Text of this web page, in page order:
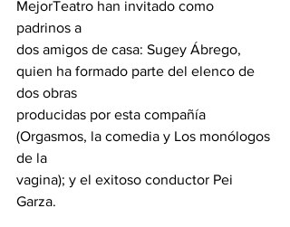
MejorTeatro han invitado como
padrinos a
dos amigos de casa: Sugey Ábrego,
quien ha formado parte del elenco de
dos obras
producidas por esta compañía
(Orgasmos, la comedia y Los monólogos
de la
vagina); y el exitoso conductor Pei
Garza.